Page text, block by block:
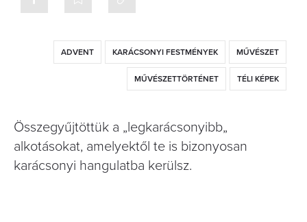
ADVENT KARÁCSONYI FESTMÉNYEK MŰVÉSZET
MŰVÉSZETTÖRTÉNET TÉLI KÉPEK
Összegyűjtöttük a „legkarácsonyibb„
alkotásokat, amelyektől te is bizonyosan
karácsonyi hangulatba kerülsz.